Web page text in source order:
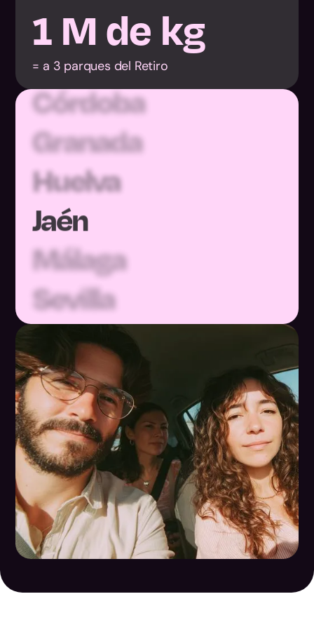
1M de kg
= a 3 parques del Retiro
Cádiz
Córdoba
Granada
Huelva
Jaén
Málaga
Sevilla
Huesca
Teruel
Zaragoza
Asturias
Baleares
Las Palmas
Santa Cruz de